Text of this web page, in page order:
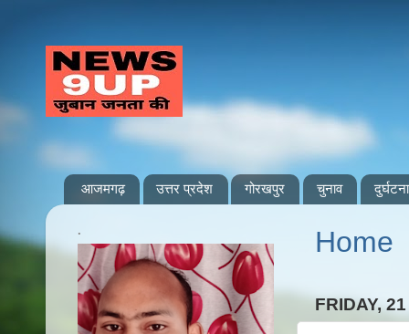
आजमगढ़ उत्तर प्रदेश गोरखपुर चुनाव दुर्घटना
Home
FRIDAY,
.